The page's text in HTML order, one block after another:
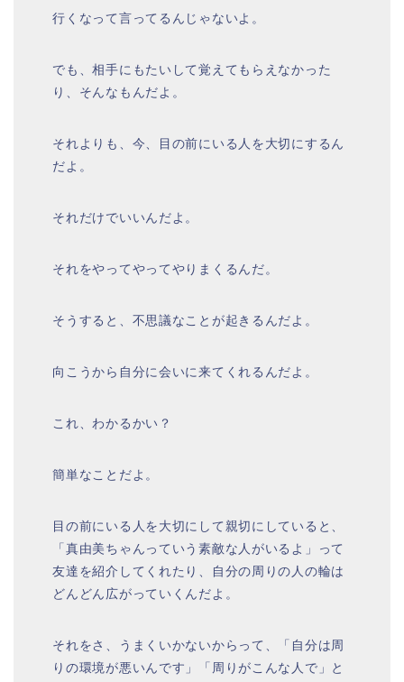
行くなって言ってるんじゃないよ。
でも、相手にもたいして覚えてもらえなかった
り、そんなもんだよ。
それよりも、今、目の前にいる人を大切にするん
だよ。
それだけでいいんだよ。
それをやってやってやりまくるんだ。
そうすると、不思議なことが起きるんだよ。
向こうから自分に会いに来てくれるんだよ。
これ、わかるかい？
簡単なことだよ。
目の前にいる人を大切にして親切にしていると、
「真由美ちゃんっていう素敵な人がいるよ」って
友達を紹介してくれたり、自分の周りの人の輪は
どんどん広がっていくんだよ。
それをさ、うまくいかないからって、「自分は周
りの環境が悪いんです」「周りがこんな人で」と